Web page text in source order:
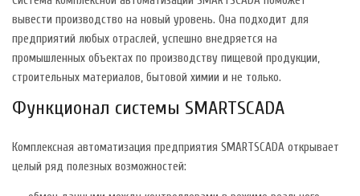
вывести производство на новый уровень. Она подходит для
предприятий любых отраслей, успешно внедряется на
промышленных объектах по производству пищевой продукции,
строительных материалов, бытовой химии и не только.
Функционал системы SMARTSCADA
Комплексная автоматизация предприятия SMARTSCADA открывает
целый ряд полезных возможностей: